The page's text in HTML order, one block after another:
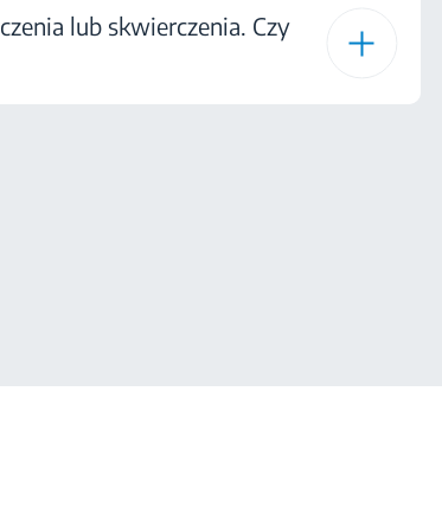
lub skwierczenia. Czy